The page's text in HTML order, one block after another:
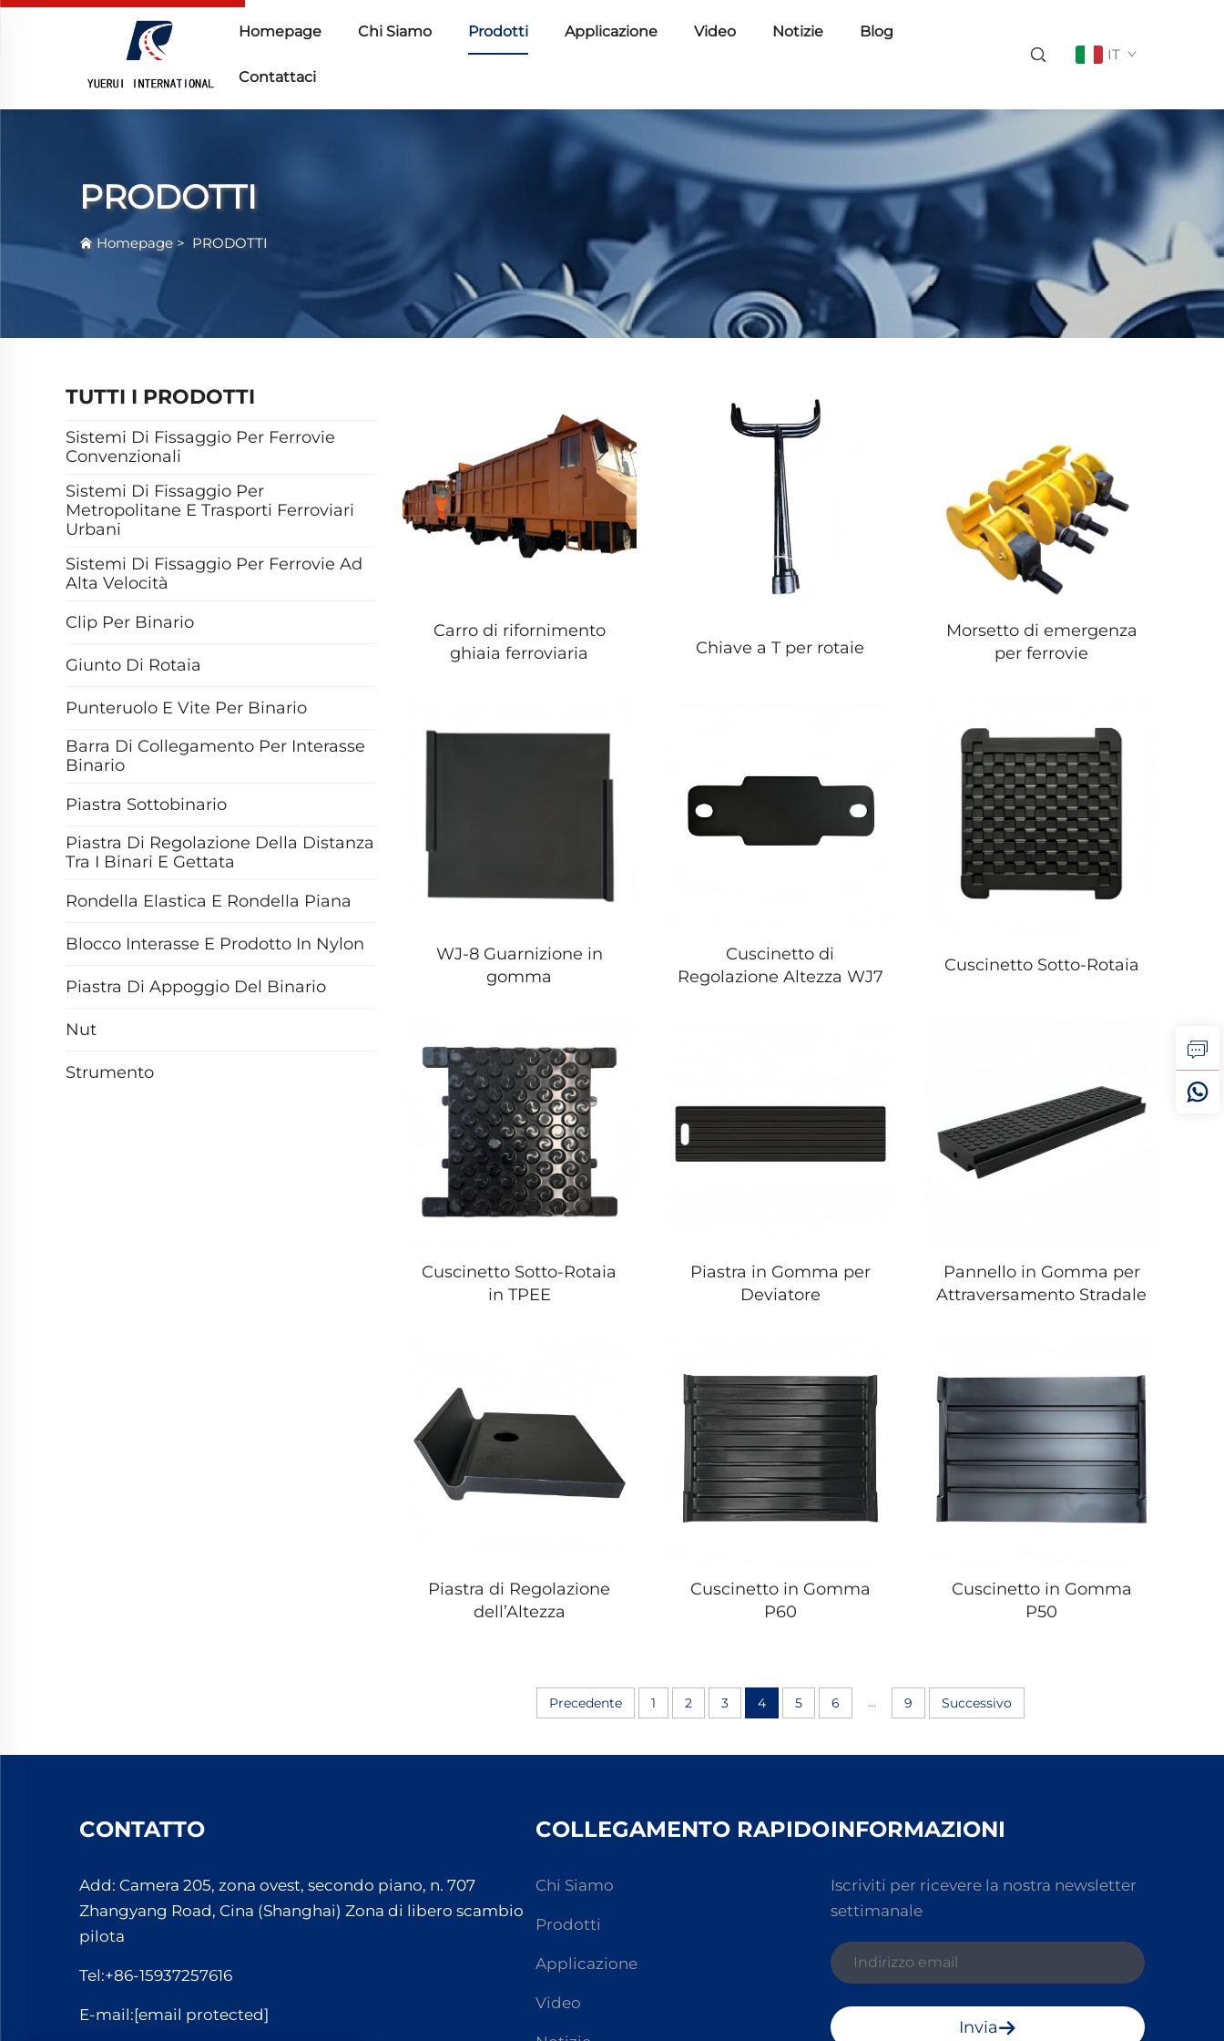
Homepage Chi Siamo Prodotti Applicazione Video Notizie Blog
Contattaci
IT
PRODOTTI
Homepage > PRODOTTI
TUTTI I PRODOTTI
Sistemi Di Fissaggio Per Ferrovie
Convenzionali
Sistemi Di Fissaggio Per
Metropolitane E Trasporti Ferroviari
Urbani
Sistemi Di Fissaggio Per Ferrovie Ad
Alta Velocità
Clip Per Binario
Giunto Di Rotaia
Punteruolo E Vite Per Binario
Barra Di Collegamento Per Interasse
Binario
Piastra Sottobinario
Piastra Di Regolazione Della Distanza
Tra I Binari E Gettata
Rondella Elastica E Rondella Piana
Blocco Interasse E Prodotto In Nylon
Piastra Di Appoggio Del Binario
Nut
Strumento
Carro di rifornimento
ghiaia ferroviaria
Chiave a T per rotaie
Morsetto di emergenza
per ferrovie
WJ-8 Guarnizione in
gomma
Cuscinetto di
Regolazione Altezza WJ7
Cuscinetto Sotto-Rotaia
Cuscinetto Sotto-Rotaia
in TPEE
Piastra in Gomma per
Deviatore
Pannello in Gomma per
Attraversamento Stradale
Piastra di Regolazione
dell’Altezza
Cuscinetto in Gomma
P60
Cuscinetto in Gomma
P50
Precedente 1 2 3 4 5 6 ... 9 Successivo
CONTATTO
Add: Camera 205, zona ovest, secondo piano, n. 707
Zhangyang Road, Cina (Shanghai) Zona di libero scambio
pilota
Tel:+86-15937257616
E-mail:[email protected]
COLLEGAMENTO RAPIDO
Chi Siamo
Prodotti
Applicazione
Video
INFORMAZIONI
Iscriviti per ricevere la nostra newsletter
settimanale
Invia